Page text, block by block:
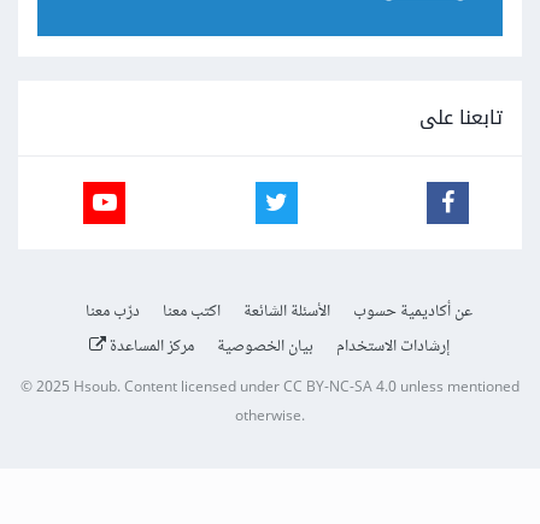
تابعنا على
عن أكاديمية حسوب الأسئلة الشائعة اكتب معنا
درّب معنا
إرشادات الاستخدام
بيان الخصوصية مركز المساعدة
© 2025 Hsoub.Content licensed underCC BY-NC-SA 4.0unless mentioned
otherwise.